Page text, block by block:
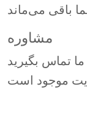
مشاوره